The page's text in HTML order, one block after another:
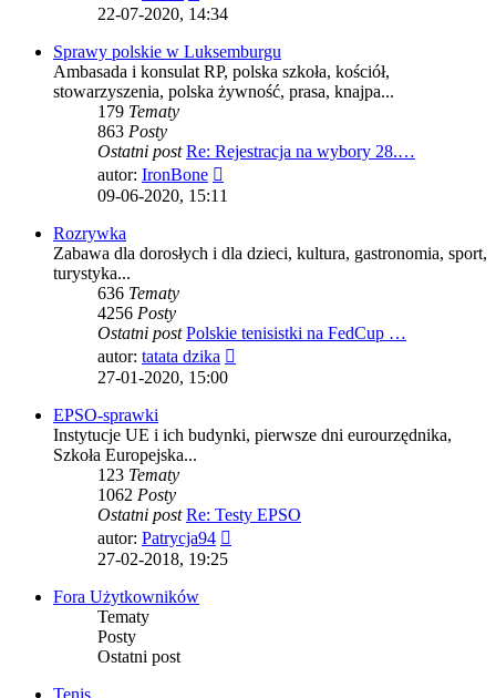
najnowszy
22-07-2020, 14:34
Sprawy polskie w Luksemburgu
Ambasada i konsulat RP, polska szkoła, kościół,
stowarzyszenia, polska żywność, prasa, knajpa...
179 Tematy
863 Posty
Ostatni post Re: Rejestracja na wybory 28.…
autor: IronBone
najnowszy
09-06-2020, 15:11
Rozrywka
Zabawa dla dorosłych i dla dzieci, kultura, gastronomia, sport,
turystyka...
636 Tematy
4256 Posty
Ostatni post Polskie tenisistki na FedCup …
autor: tatata dzika
27-01-2020, 15:00
EPSO-sprawki
Instytucje UE i ich budynki, pierwsze dni eurourzędnika,
Szkoła Europejska...
123 Tematy
1062 Posty
Ostatni post Re: Testy EPSO
autor: Patrycja94
27-02-2018, 19:25
Fora Użytkowników
Tematy
Posty
Ostatni post